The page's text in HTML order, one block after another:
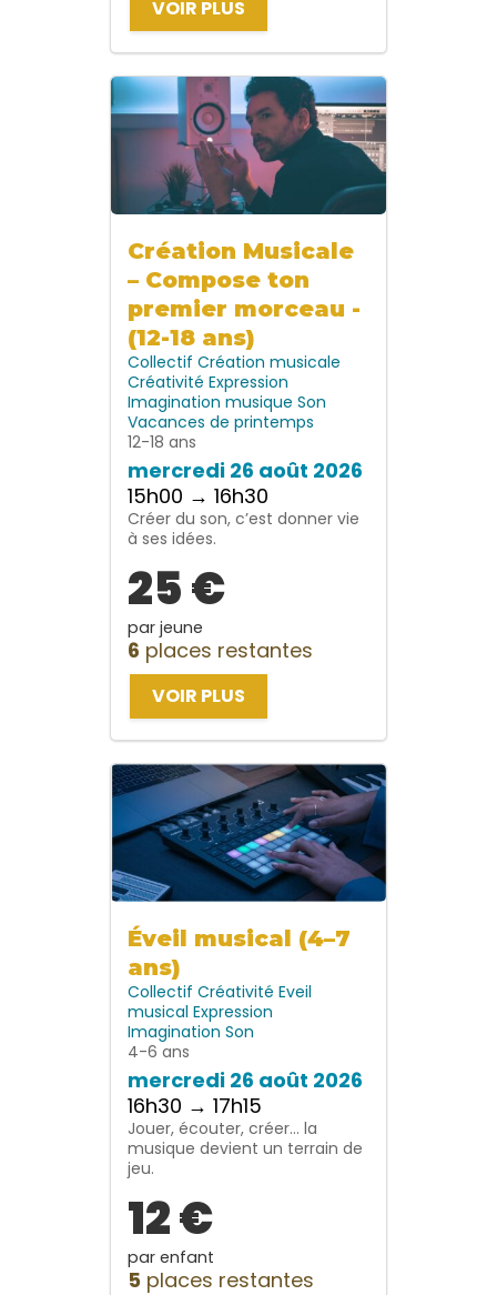
VOIR PLUS
Création Musicale
– Compose ton
premier morceau -
(12-18 ans)
Collectif Création musicale
Créativité Expression
Imagination musique Son
Vacances de printemps
12-18 ans
mercredi 26 août 2026
15h00 → 16h30
Créer du son, c’est donner vie
à ses idées.
25 €
par jeune
6 places restantes
VOIR PLUS
Éveil musical (4–7
ans)
Collectif Créativité Eveil
musical Expression
Imagination Son
4-6 ans
mercredi 26 août 2026
16h30 → 17h15
Jouer, écouter, créer… la
musique devient un terrain de
jeu.
12 €
par enfant
5 places restantes